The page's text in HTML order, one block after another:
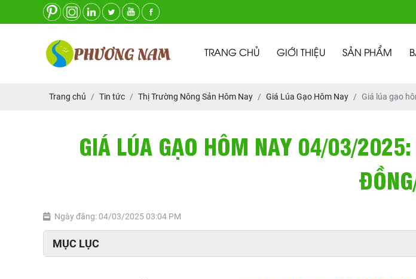
TRANG CHỦ GIỚI THIỆU SẢN PHẨM
Trang chủ Tin tức Thị Trường Nông Sản Hôm Nay Giá Lúa Gạo Hôm Nay Giá lúa gạo
GIÁ LÚA GẠO HÔM NAY 04/03/
Ngày đăng: 04/03/2025 03:04 PM
MỤC LỤC